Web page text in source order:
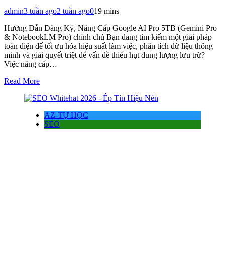
admin3 tuần ago2 tuần ago019 mins
Hướng Dẫn Đăng Ký, Nâng Cấp Google AI Pro 5TB (Gemini Pro
& NotebookLM Pro) chính chủ Bạn đang tìm kiếm một giải pháp
toàn diện để tối ưu hóa hiệu suất làm việc, phân tích dữ liệu thông
minh và giải quyết triệt để vấn đề thiếu hụt dung lượng lưu trữ?
Việc nâng cấp…
Read More
AZ-TỰ HỌC
SEO